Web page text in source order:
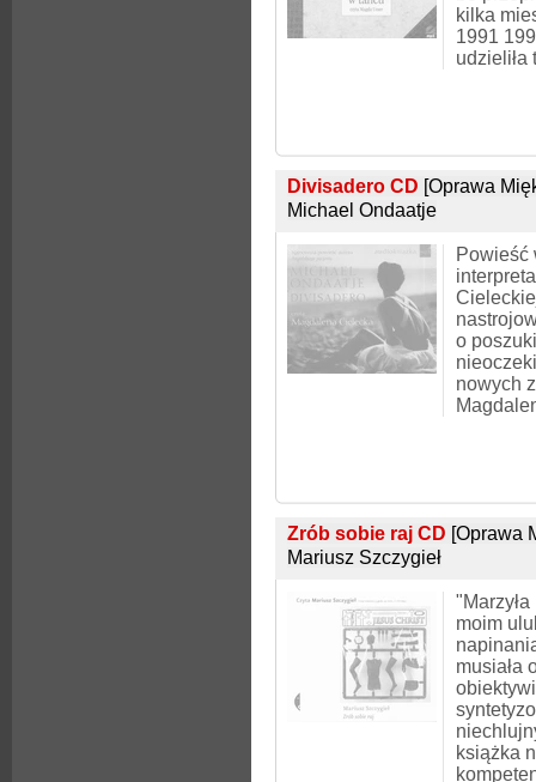
kilka
1991
udzieliła
Divisadero CD [Oprawa
Michael Ondaatje
Powieść
o
nowych
Zrób sobie raj CD [Oprawa
Mariusz Szczygieł
moim
musiała
książka